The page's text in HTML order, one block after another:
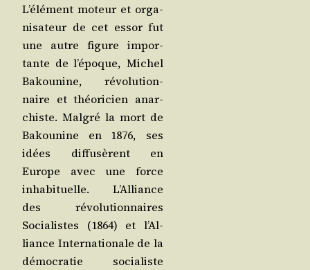
L’élé­ment moteur et orga­
ni­sa­teur de cet essor fut
une autre figure impor­
tante de l’é­poque, Michel
Bakou­nine, révo­lu­tion­
naire et théo­ri­cien anar­
chiste. Mal­gré la mort de
Bakou­nine en 1876, ses
idées dif­fu­sèrent en
Europe avec une force
inha­bi­tuelle. L’Al­liance
des révo­lu­tion­naires
Socia­listes (1864) et l’Al­
liance Inter­na­tio­nale de la
démo­cra­tie socia­liste